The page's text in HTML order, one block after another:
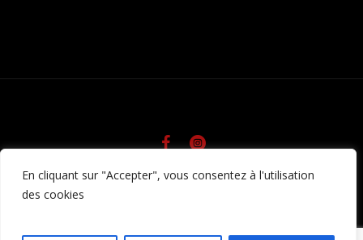
En cliquant sur "Accepter", vous consentez à l'utilisation
des cookies
Politique de confidentialité/ © Fatrat85 • Tous droits
Communication